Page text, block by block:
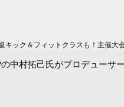
ック＆フィットクラスも！主催大
中村拓己氏がプロデューサ